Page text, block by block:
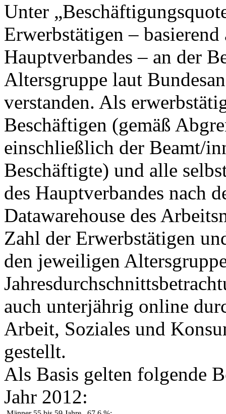
Unter
Erwerbstätigen – basierend
Hauptverbandes – an der
Altersgruppe laut
verstanden. Als
Beschäftigen (gemäß
einschließlich der Beamt/
Beschäftigte) und alle
des Hauptverbandes nach
Datawarehouse des
Zahl der Erwerbstätigen
den jeweiligen
auch unterjährig online
Arbeit, Soziales und
gestellt.
Als Basis gelten folgende
Jahr 2012: